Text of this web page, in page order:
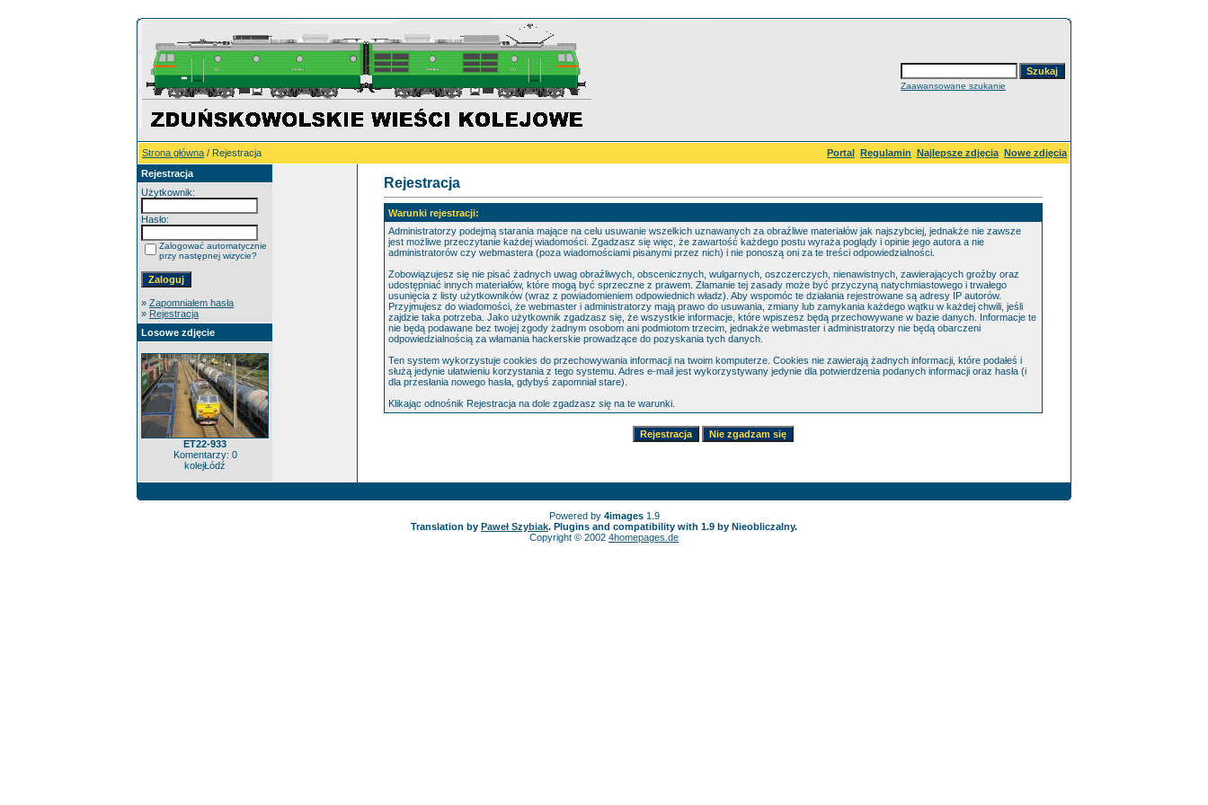
Zaawansowane szukanie
Strona główna / Rejestracja Portal Regulamin Najlepsze zdjęcia Nowe zdjęcia
Rejestracja
Użytkownik:
Hasło:
Zalogować automatycznie
przy następnej wizycie?
» Zapomniałem hasła
» Rejestracja
Losowe zdjęcie
ET22-933
Komentarzy: 0
kolejŁódź
Rejestracja
Warunki rejestracji:
Administratorzy podejmą starania mające na celu usuwanie wszelkich uznawanych za obraźliwe materiałów jak najszybciej, jednakże nie zawsze
jest możliwe przeczytanie każdej wiadomości. Zgadzasz się więc, że zawartość każdego postu wyraża poglądy i opinie jego autora a nie
administratorów czy webmastera (poza wiadomościami pisanymi przez nich) i nie ponoszą oni za te treści odpowiedzialności.
Zobowiązujesz się nie pisać żadnych uwag obraźliwych, obscenicznych, wulgarnych, oszczerczych, nienawistnych, zawierających groźby oraz
udostępniać innych materiałów, które mogą być sprzeczne z prawem. Złamanie tej zasady może być przyczyną natychmiastowego i trwałego
usunięcia z listy użytkowników (wraz z powiadomieniem odpowiednich władz). Aby wspomóc te działania rejestrowane są adresy IP autorów.
Przyjmujesz do wiadomości, że webmaster i administratorzy mają prawo do usuwania, zmiany lub zamykania każdego wątku w każdej chwili, jeśli
zajdzie taka potrzeba. Jako użytkownik zgadzasz się, że wszystkie informacje, które wpiszesz będą przechowywane w bazie danych. Informacje te
nie będą podawane bez twojej zgody żadnym osobom ani podmiotom trzecim, jednakże webmaster i administratorzy nie będą obarczeni
odpowiedzialnością za włamania hackerskie prowadzące do pozyskania tych danych.
Ten system wykorzystuje cookies do przechowywania informacji na twoim komputerze. Cookies nie zawierają żadnych informacji, które podałeś i
służą jedynie ułatwieniu korzystania z tego systemu. Adres e-mail jest wykorzystywany jedynie dla potwierdzenia podanych informacji oraz hasła (i
dla przesłania nowego hasła, gdybyś zapomniał stare).
Klikając odnośnik Rejestracja na dole zgadzasz się na te warunki.
Powered by 4images1.9
Translation by Paweł Szybiak. Plugins and compatibility with 1.9 by Nieobliczalny.
Copyright © 2002 4homepages.de